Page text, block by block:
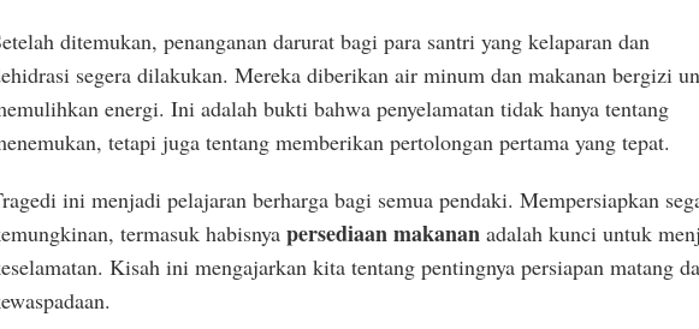
ditemukan, penanganan darurat bagi para santri yang kelaparan dan
segera dilakukan. Mereka diberikan air minum dan makanan bergizi
energi. Ini adalah bukti bahwa penyelamatan tidak hanya tentang
tetapi juga tentang memberikan pertolongan pertama yang tepat.
ini menjadi pelajaran berharga bagi semua pendaki. Mempersiapkan
termasuk habisnya persediaan makananadalah kunci untuk
Kisah ini mengajarkan kita tentang pentingnya persiapan matang